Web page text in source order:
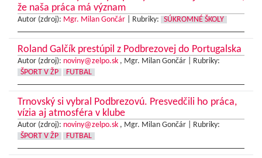
že naša práca má význam
Autor (zdroj): Mgr. Milan Gončár Rubriky: SÚKROMNÉ ŠKOLY
Roland Galčík prestúpil z Podbrezovej do Portugalska
Autor (zdroj): noviny@zelpo.sk , Mgr. Milan Gončár |
Rubriky:
ŠPORT V ŽP
FUTBAL
Trnovský si vybral Podbrezovú. Presvedčili ho práca,
vízia aj atmosféra v klube
Autor (zdroj): noviny@zelpo.sk , Mgr. Milan Gončár |
Rubriky:
ŠPORT V ŽP
FUTBAL